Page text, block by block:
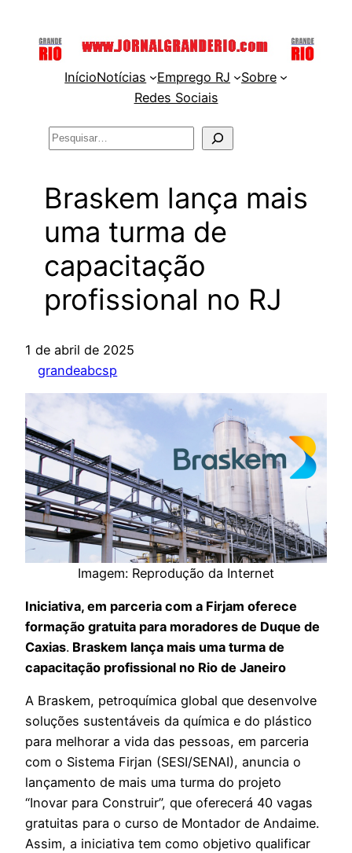
InícioNotícias Emprego RJ
Sobre
Redes Sociais
Pesquisar
Braskem lança mais
uma turma de
capacitação
profissional no RJ
1 de abril de 2025
grandeabcsp
Imagem: Reprodução da Internet
Iniciativa, em parceria com a Firjam oferece
formação gratuita para moradores de Duque de
Caxias. Braskem lança mais uma turma de
capacitação profissional no Rio de Janeiro
A Braskem, petroquímica global que desenvolve
soluções sustentáveis da química e do plástico
para melhorar a vida das pessoas, em parceria
com o Sistema Firjan (SESI/SENAI), anuncia o
lançamento de mais uma turma do projeto
“Inovar para Construir”, que oferecerá 40 vagas
gratuitas para o curso de Montador de Andaime.
Assim, a iniciativa tem como objetivo qualificar